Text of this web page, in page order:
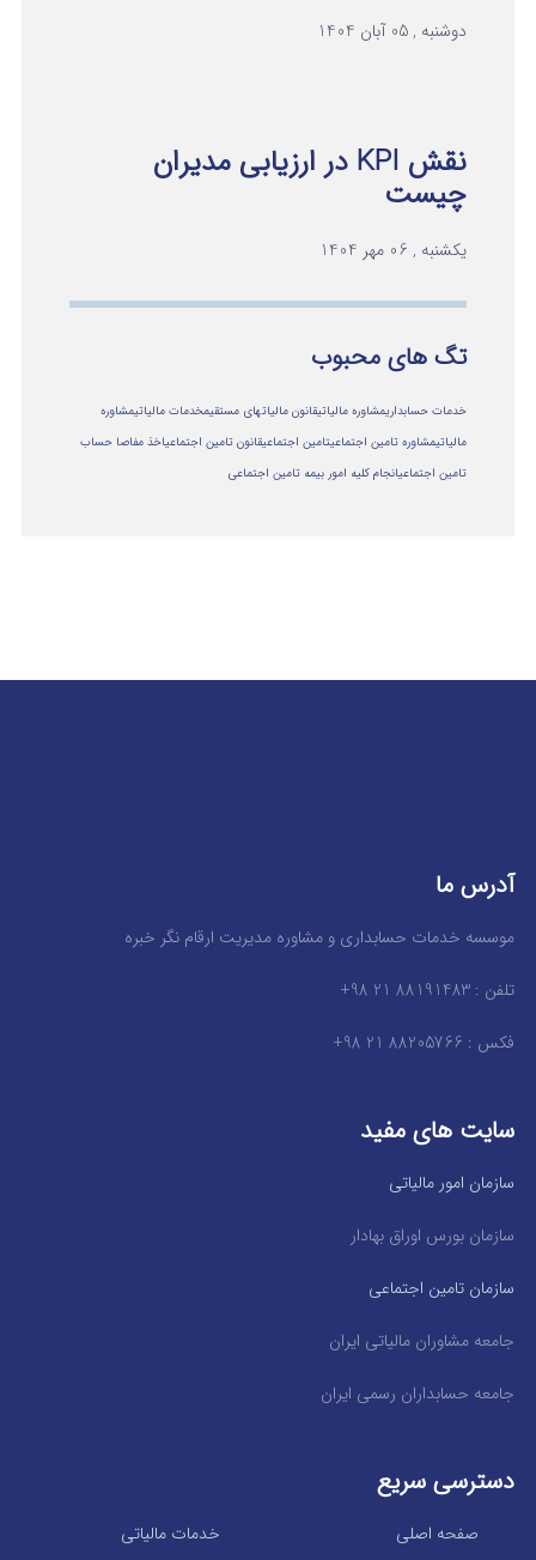
دوشنبه , 05 آبان 1404
نقش KPI در ارزیابی مدیران
چیست
یکشنبه , 06 مهر 1404
تگ های محبوب
خدمات حسابداریمشاوره مالیاتیقانون مالیاتهای مستقیمخدمات مالیاتیمشاوره
مالياتيمشاوره تامین اجتماعیتامین اجتماعیقانون تامین اجتماعیاخذ مفاصا حساب
تامین اجتماعیانجام کلیه امور بیمه تامین اجتماعی
آدرس ما
موسسه خدمات حسابداری و مشاوره مدیریت ارقام نگر خبره
تلفن : 88191483 21 98+
فکس : 88205766 21 98+
سایت های مفید
سازمان امور مالیاتی
سازمان بورس اوراق بهادار
سازمان تامین اجتماعی
جامعه مشاوران مالیاتی ایران
جامعه حسابداران رسمی ایران
دسترسی سریع
خدمات مالیاتی صفحه اصلی